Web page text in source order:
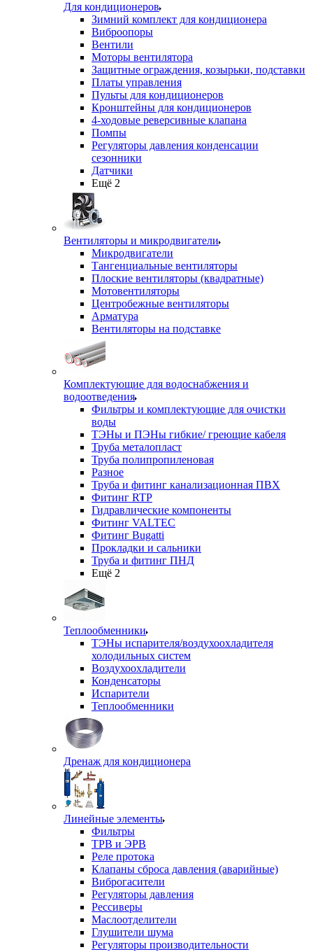
Для кондиционеров
Зимний комплект для кондиционера
Виброопоры
Вентили
Моторы вентилятора
Защитные ограждения, козырьки, подставки
Платы управления
Пульты для кондиционеров
Кронштейны для кондиционеров
4-ходовые реверсивные клапана
Помпы
Регуляторы давления конденсации
сезонники
Датчики
Ещё 2
Вентиляторы и микродвигатели
Микродвигатели
Тангенциальные вентиляторы
Плоские вентиляторы (квадратные)
Мотовентиляторы
Центробежные вентиляторы
Арматура
Вентиляторы на подставке
Комплектующие для водоснабжения и
водоотведения
Фильтры и комплектующие для очистки
воды
ТЭНы и ПЭНы гибкие/ греющие кабеля
Труба металопласт
Труба полипропиленовая
Разное
Труба и фитинг канализационная ПВХ
Фитинг RTP
Гидравлические компоненты
Фитинг VALTEC
Фитинг Bugatti
Прокладки и сальники
Труба и фитинг ПНД
Ещё 2
Теплообменники
ТЭНы испарителя/воздухоохладителя
холодильных систем
Воздухоохладители
Конденсаторы
Испарители
Теплообменники
Дренаж для кондиционера
Линейные элементы
Фильтры
ТРВ и ЭРВ
Реле протока
Клапаны сброса давления (аварийные)
Виброгасители
Регуляторы давления
Рессиверы
Маслоотделители
Глушители шума
Регуляторы производительности